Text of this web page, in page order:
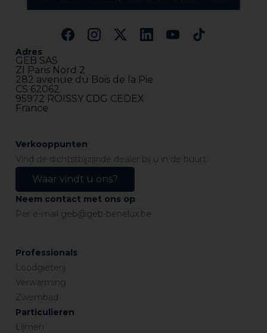
Adres
GEB SAS
ZI Paris Nord 2
282 avenue du Bois de la Pie
CS 62062
95972 ROISSY CDG CEDEX
France
Professionals
Loodgieterij
Verwarming
Zwembad
Particulieren
Lijmen
Verkooppunten
Vind de dichtstbijzijnde dealer bij u in de buurt.
Waar vindt u ons?
Neem contact met ons op
Per e-mail geb@geb-benelux.be